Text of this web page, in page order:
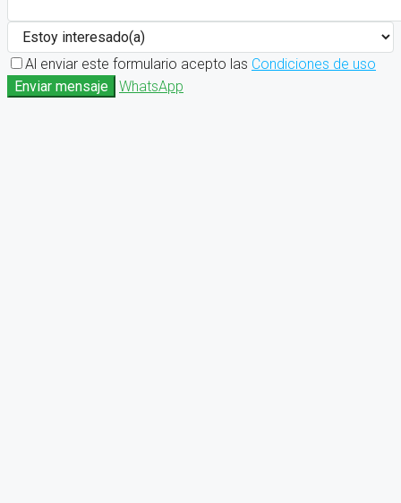
Al enviar este formulario acepto las Condiciones de uso
Enviar mensaje
WhatsApp